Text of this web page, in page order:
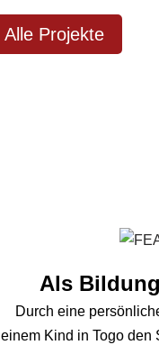
Alle Projekte
Als
Durch eine
einem Kind in Togo den